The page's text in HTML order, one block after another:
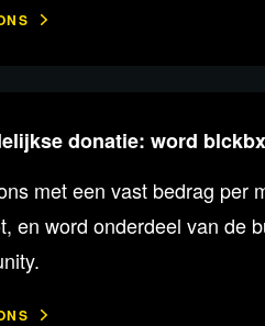
donatie: word
met een vast bedrag per
en word onderdeel van de